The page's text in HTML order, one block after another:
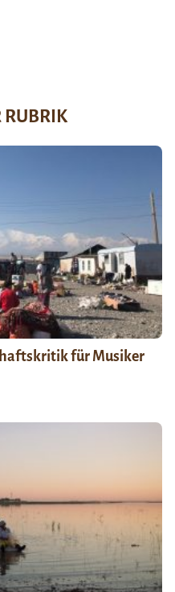
RUBRIK
für Musiker